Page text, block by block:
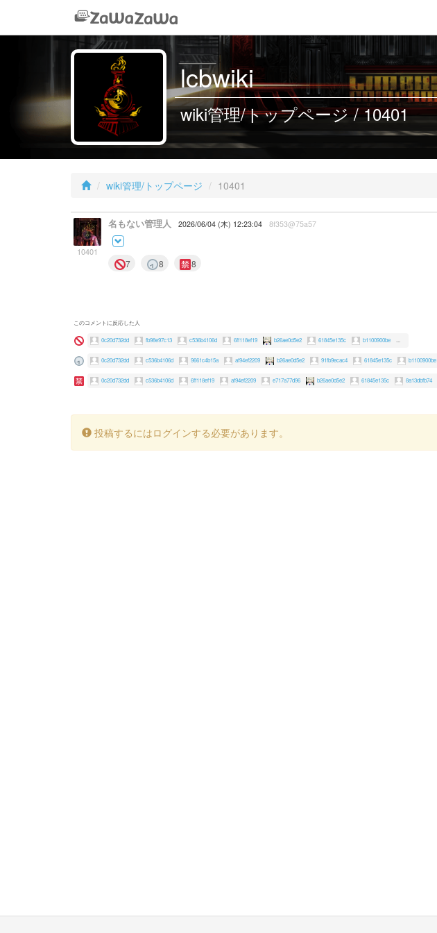
lcbwiki
wiki管理/トップページ / 10401
wiki管理/トップページ 10401
10401
名もない管理人 2026/06/04 (木) 12:23:04 8f353@75a57
7 8 8
このコメントに反応した人
0c20d732dd fb98e97c13 c536b4106d 6ff118ef19 b26ae0d5e2 61845e135c b1100900be
0c20d732dd c536b4106d 9661c4b15a af94ef2209 b26ae0d5e2 91fb9ecac4 61845e135c b1100900be
0c20d732dd c536b4106d 6ff118ef19 af94ef2209 e717a77d96 b26ae0d5e2 61845e135c 8a13dbfb74
投稿するにはログインする必要があります。